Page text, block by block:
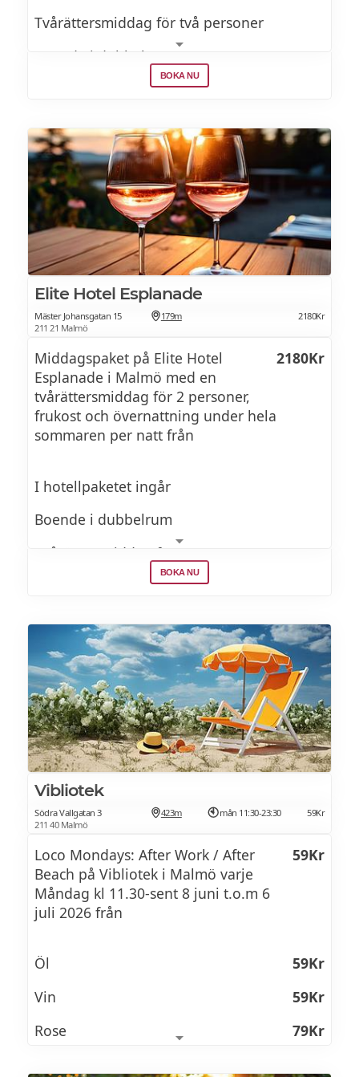
Tvårättersmiddag för två personer
Boende i dubbelrum
BOKA NU
Elite Hotel Esplanade
Mäster Johansgatan 15
211 21 Malmö
179m 2180Kr
Middagspaket på Elite Hotel
Esplanade i Malmö med en
tvårättersmiddag för 2 personer,
frukost och övernattning under hela
sommaren per natt från
2180Kr
I hotellpaketet ingår
Boende i dubbelrum
Tvårättersmiddag för 2
BOKA NU
Vibliotek
Södra Vallgatan 3
211 40 Malmö
423m mån 11:30-23:30 59Kr
Loco Mondays: After Work / After
Beach på Vibliotek i Malmö varje
Måndag kl 11.30-sent 8 juni t.o.m 6
juli 2026 från
59Kr
Öl
59Kr
Vin
59Kr
Rose
79Kr